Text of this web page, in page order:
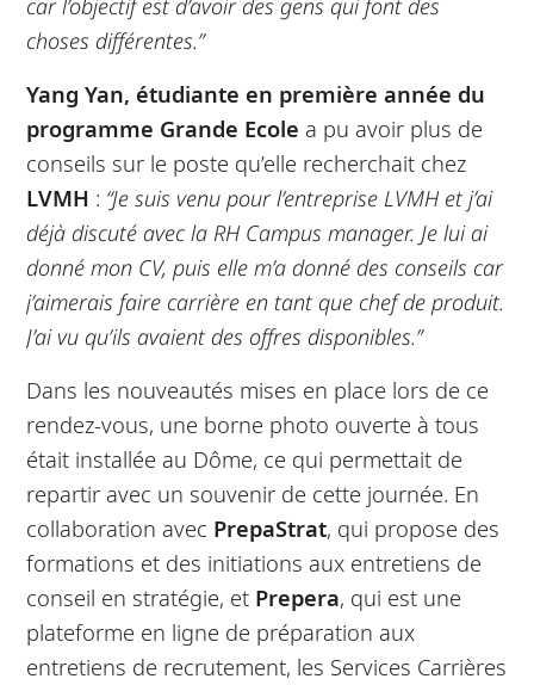
choses différentes.”
Yang Yan, étudiante en première année du
programme Grande Ecole a pu avoir plus de
conseils sur le poste qu’elle recherchait chez
LVMH : “Je suis venu pour l’entreprise LVMH et j’ai
déjà discuté avec la RH Campus manager. Je lui ai
donné mon CV, puis elle m’a donné des conseils car
j’aimerais faire carrière en tant que chef de produit.
J’ai vu qu’ils avaient des offres disponibles.”
Dans les nouveautés mises en place lors de ce
rendez-vous, une borne photo ouverte à tous
était installée au Dôme, ce qui permettait de
repartir avec un souvenir de cette journée. En
collaboration avec PrepaStrat, qui propose des
formations et des initiations aux entretiens de
conseil en stratégie, et Prepera, qui est une
plateforme en ligne de préparation aux
entretiens de recrutement, les Services Carrières